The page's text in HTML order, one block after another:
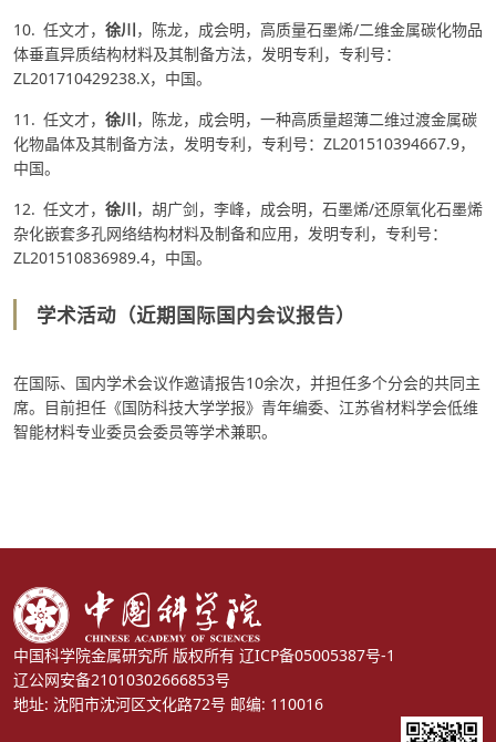
10. 任文才， 徐川，陈龙，成会明，高质量石墨烯/二维金属碳化物品
体垂直异质结构材料及其制备方法，发明专利，专利号：
ZL201710429238.X，中国。
11. 任文才， 徐川，陈龙，成会明，一种高质量超薄二维过渡金属碳
化物晶体及其制备方法，发明专利，专利号：ZL201510394667.9，
中国。
12. 任文才， 徐川，胡广剑，李峰，成会明，石墨烯/还原氧化石墨烯
杂化嵌套多孔网络结构材料及制备和应用，发明专利，专利号：
ZL201510836989.4，中国。
学术活动（近期国际国内会议报告）
在国际、国内学术会议作邀请报告10余次，并担任多个分会的共同主
席。目前担任《国防科技大学学报》青年编委、江苏省材料学会低维
智能材料专业委员会委员等学术兼职。
中国科学院金属研究所 版权所有 辽ICP备05005387号-1
辽公网安备21010302666853号
地址: 沈阳市沈河区文化路72号 邮编: 110016